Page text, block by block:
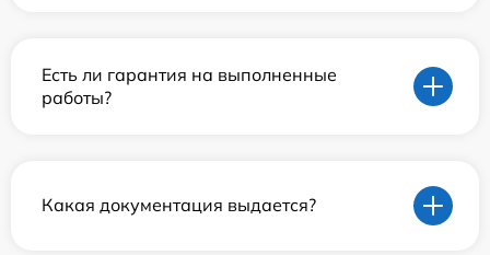
Есть ли гарантия на выполненные
работы?
Какая документация выдается?